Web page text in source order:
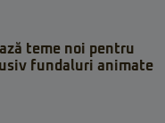
teme noi pentru
fundaluri animate